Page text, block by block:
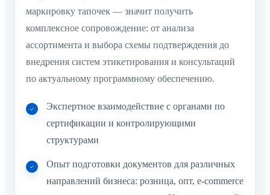
маркировку тапочек — значит получить
комплексное сопровождение: от анализа
ассортимента и выбора схемы подтверждения до
внедрения систем этикетирования и консультаций
по актуальному программному обеспечению.
Экспертное взаимодействие с органами по
сертификации и контролирующими
структурами
Опыт подготовки документов для различных
направлений бизнеса: розница, опт, e-commerce